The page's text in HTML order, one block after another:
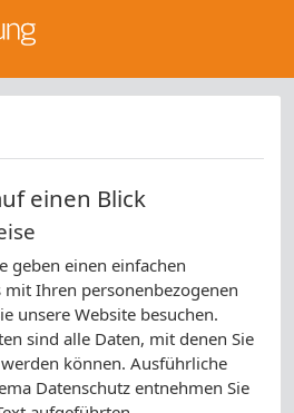
einen Blick
geben einen einfachen
Ihren personenbezogenen
unsere Website besuchen.
sind alle Daten, mit denen Sie
können. Ausführliche
Datenschutz entnehmen Sie